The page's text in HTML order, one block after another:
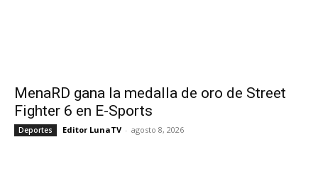
MenaRD gana la medalla de oro de Street
Fighter 6 en E-Sports
Deportes Editor LunaTV - agosto 8, 2026